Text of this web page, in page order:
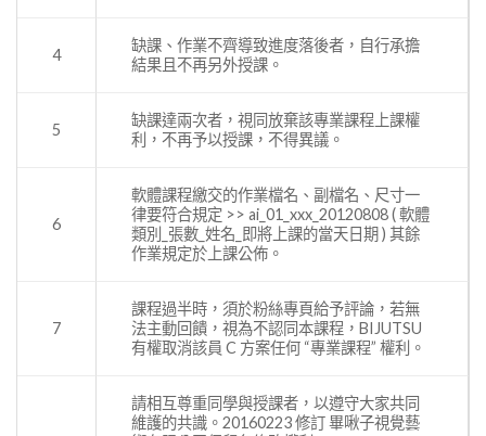
4
缺課、作業不齊導致進度落後者，自行承擔
結果且不再另外授課。
5
缺課達兩次者，視同放棄該專業課程上課權
利，不再予以授課，不得異議。
6
軟體課程繳交的作業檔名、副檔名、尺寸一
律要符合規定 >> ai_01_xxx_20120808 ( 軟體
類別_張數_姓名_即將上課的當天日期 ) 其餘
作業規定於上課公佈。
7
課程過半時，須於粉絲專頁給予評論，若無
法主動回饋，視為不認同本課程，BIJUTSU
有權取消該員 C 方案任何 “專業課程” 權利。
請相互尊重同學與授課者，以遵守大家共同
維護的共識。20160223 修訂 畢啾子視覺藝